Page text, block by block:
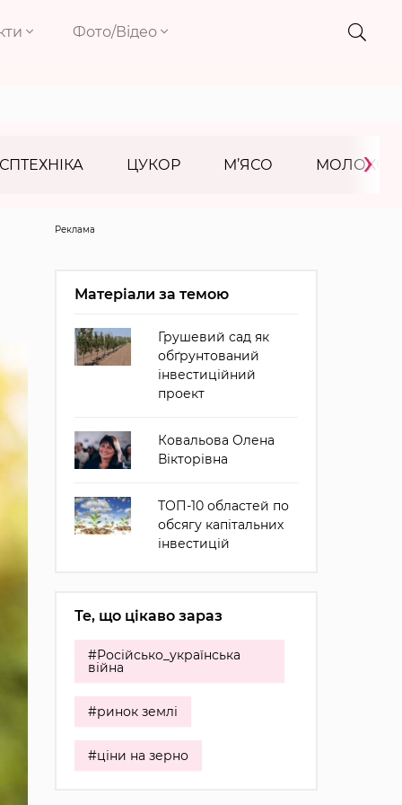
Фото/Відео
ЦУКОР М’ЯСО МОЛОКО
›
Реклама
Матеріали за темою
Грушевий сад як
обґрунтований
інвестиційний
проект
Ковальова Олена
Вікторівна
ТОП-10 областей по
обсягу капітальних
інвестицій
Те, що цікаво зараз
#Російсько_українська
війна
#ринок землі
#ціни на зерно